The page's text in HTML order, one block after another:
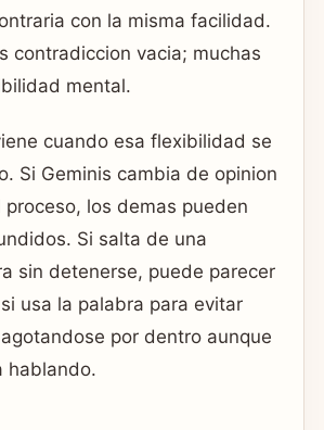
con la misma facilidad.
contradiccion vacia; muchas
mental.
cuando esa flexibilidad se
Si Geminis cambia de opinion
proceso, los demas pueden
Si salta de una
sin detenerse, puede parecer
usa la palabra para evitar
por dentro aunque
hablando.